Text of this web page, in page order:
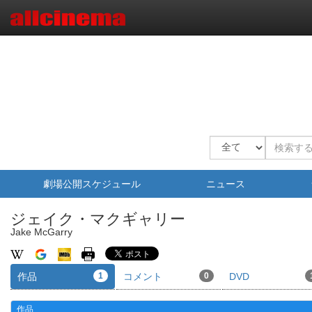
劇場公開スケジュール ニュース
ジェイク・マクギャリー
Jake McGarry
作品 1 コメント 0 DVD
作品